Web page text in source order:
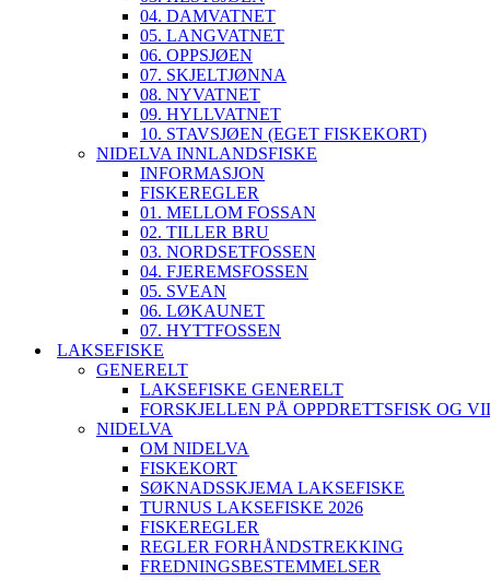
04. DAMVATNET
05. LANGVATNET
06. OPPSJØEN
07. SKJELTJØNNA
08. NYVATNET
09. HYLLVATNET
10. STAVSJØEN (EGET FISKEKORT)
NIDELVA INNLANDSFISKE
INFORMASJON
FISKEREGLER
01. MELLOM FOSSAN
02. TILLER BRU
03. NORDSETFOSSEN
04. FJEREMSFOSSEN
05. SVEAN
06. LØKAUNET
07. HYTTFOSSEN
LAKSEFISKE
GENERELT
LAKSEFISKE GENERELT
FORSKJELLEN PÅ OPPDRETTSFISK OG
NIDELVA
OM NIDELVA
FISKEKORT
SØKNADSSKJEMA LAKSEFISKE
TURNUS LAKSEFISKE 2026
FISKEREGLER
REGLER FORHÅNDSTREKKING
FREDNINGSBESTEMMELSER